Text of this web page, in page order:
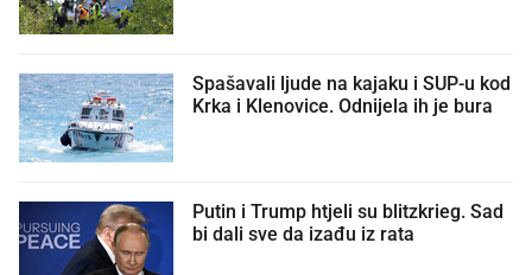
Spašavali ljude na kajaku i SUP-u kod
Krka i Klenovice. Odnijela ih je bura
Putin i Trump htjeli su blitzkrieg. Sad
bi dali sve da izađu iz rata